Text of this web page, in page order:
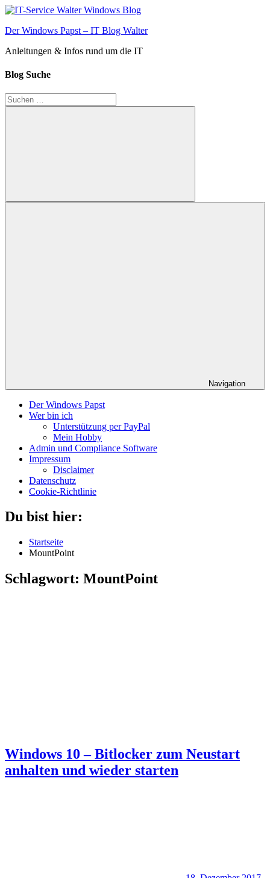
Zum
springen
Der Windows Papst – IT Blog Walter
Anleitungen & Infos rund um die IT
Blog Suche
Suchen
nach:
Suchen
Navigation
Der Windows Papst
Wer bin ich
Unterstützung per PayPal
Mein Hobby
Admin und Compliance Software
Impressum
Disclaimer
Datenschutz
Cookie-Richtlinie
Du bist hier:
Startseite
MountPoint
Schlagwort: MountPoint
Windows 10 – Bitlocker zum Neustart
anhalten und wieder starten